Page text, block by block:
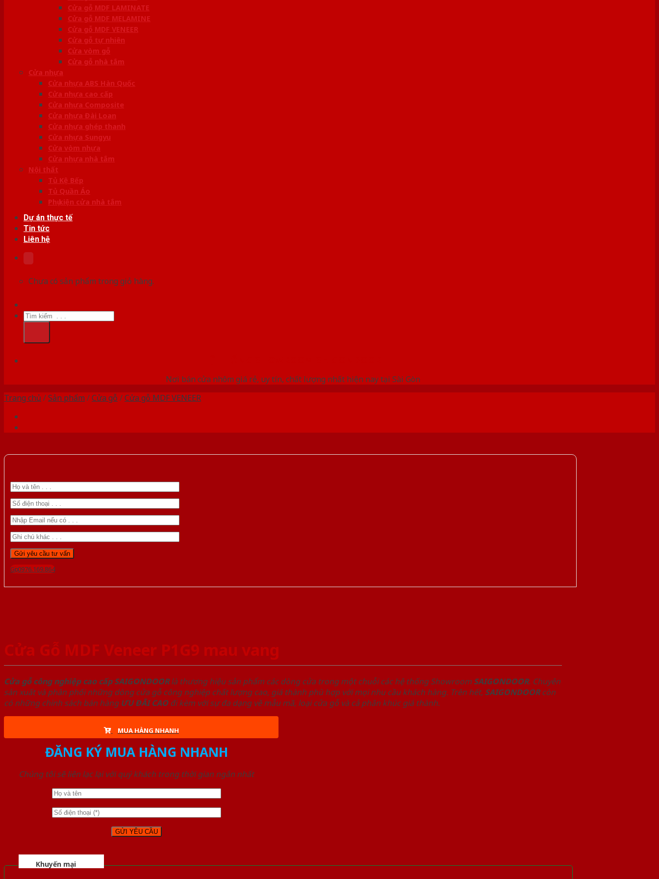
Cửa gỗ MDF LAMINATE
Cửa gỗ MDF MELAMINE
Cửa gỗ MDF VENEER
Cửa gỗ tự nhiên
Cửa vòm gỗ
Cửa gỗ nhà tắm
Cửa nhựa
Cửa nhựa ABS Hàn Quốc
Cửa nhựa cao cấp
Cửa nhựa Composite
Cửa nhựa Đài Loan
Cửa nhựa ghép thanh
Cửa nhựa Sungyu
Cửa vòm nhựa
Cửa nhựa nhà tắm
Nội thất
Tủ Kệ Bếp
Tủ Quần Áo
Phụ kiện cửa nhà tắm
Dự án thực tế
Tin tức
Liên hệ
Chưa có sản phẩm trong giỏ hàng.
Tìm
kiếm:
Nơi bán cửa nhôm giá rẻ, uy tín, chất lượng nhất hiện nay tại Sài Gòn
Trang chủ /Sản phẩm /Cửa gỗ /Cửa gỗ MDF VENEER
Gọi 0976.169.864
Cửa Gỗ MDF Veneer P1G9 mau vang
Cửa gỗ công nghiệp cao cấp SAIGONDOORlà thương hiệu sản phẩm các dòng cửa trong một chuỗi các hệ thống Showroom SAIGONDOOR. Chuyên
sản xuất và phân phối những dòng cửa gỗ công nghiệp chất lượng cao, giá thành phù hợp với mọi nhu cầu khách hàng. Trên hết, SAIGONDOORcòn
có những chính sách bán hàng ƯU ĐÃI CAOđi kèm với sự đa dạng về mẫu mã, loại cửa gỗ và cả phân khúc giá thành.
MUA HÀNG NHANH
ĐĂNG KÝ MUA HÀNG NHANH
Chúng tôi sẽ liên lạc lại với quý khách trong thời gian ngắn nhất
Khuyến mại